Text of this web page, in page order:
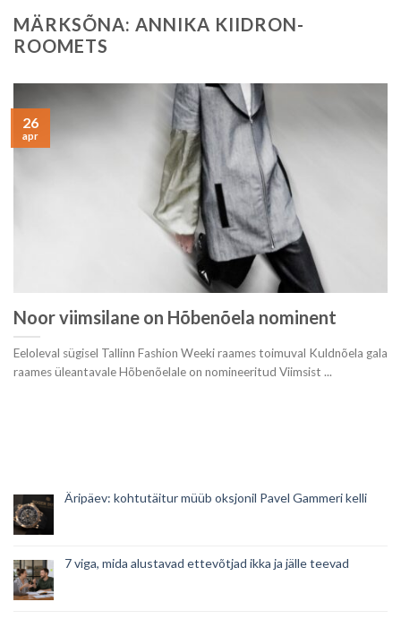
MÄRKSÕNA: ANNIKA KIIDRON-
ROOMETS
Noor viimsilane on Hõbenõela nominent
Eeloleval sügisel Tallinn Fashion Weeki raames toimuval Kuldnõela gala
raames üleantavale Hõbenõelale on nomineeritud Viimsist ...
26
apr
Äripäev: kohtutäitur müüb oksjonil Pavel Gammeri kelli
7 viga, mida alustavad ettevõtjad ikka ja jälle teevad